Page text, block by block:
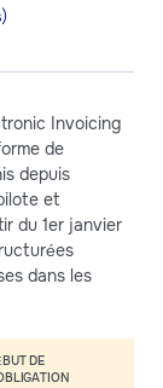
Invoicing
de
depuis
et
du 1er janvier
dans les
DE